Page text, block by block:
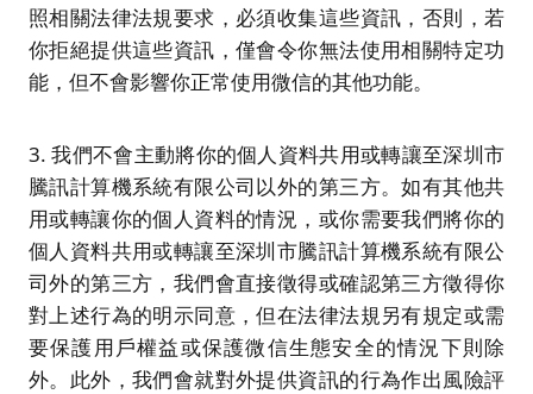
照相關法律法規要求，必須收集這些資訊，否則，若
你拒絕提供這些資訊，僅會令你無法使用相關特定功
能，但不會影響你正常使用微信的其他功能。
3. 我們不會主動將你的個人資料共用或轉讓至深圳市
騰訊計算機系統有限公司以外的第三方。如有其他共
用或轉讓你的個人資料的情況，或你需要我們將你的
個人資料共用或轉讓至深圳市騰訊計算機系統有限公
司外的第三方，我們會直接徵得或確認第三方徵得你
對上述行為的明示同意，但在法律法規另有規定或需
要保護用戶權益或保護微信生態安全的情況下則除
外。此外，我們會就對外提供資訊的行為作出風險評